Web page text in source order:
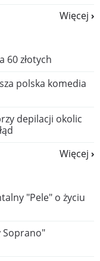
Więcej
60 złotych
polska komedia
depilacji okolic
Więcej
"Pele" o życiu
Soprano"